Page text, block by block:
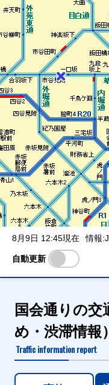
調整中
規制情報
事故 規制
8月9日 12:45現在 情報
自動更新
国会通りの交
め・渋滞情報
Traffic information report